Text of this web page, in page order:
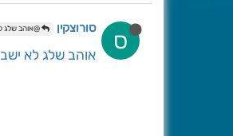
ס סורוצקין @אוהב שלג
אוהב שלג לא